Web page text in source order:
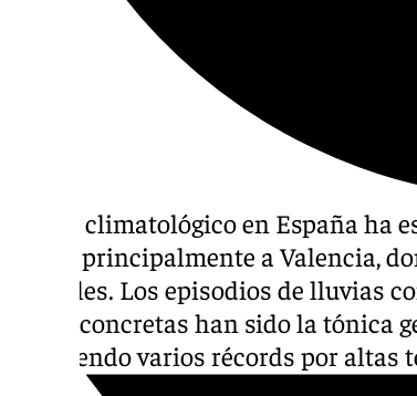
El año climatológico en España ha
afectó principalmente a Valencia,
mortales. Los episodios de lluvias
zonas concretas han sido la tónica
rompiendo varios récords por altas